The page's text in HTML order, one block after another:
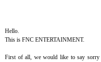
Hello.
This is FNC ENTERTAINMENT.
First of all, we would like to say